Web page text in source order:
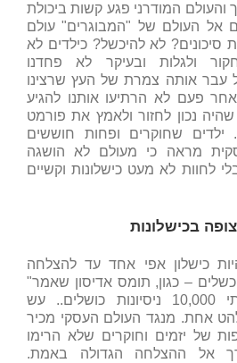
והעולם המודרני פגע קשות ביכולת
אל העולם של "המבוגרים" עולם
לא להיכשל? כילדים לא
ולגלות ובעיקר לא פחדנו
עבר אותה צמרת של העץ שרצינו
פעם לא הרתיעו אותנו להגיע
נכון לחזור ולאמץ את פורמט
ילדים שחוקרים ופחות חוששים
מראה כי מעולם לא הושגה
לחוות לא מעט כישלונות וקשיים
בכישלונות
כישלון אפי אחד עד להצלחה
– כגון, תומס אדיסון שאמר"
השקעתי שנים וביצעתי 10,000 ניסיונות כושלים.. עש
אחת. מנגד העולם העסקי מכיר
של יזמים וחוקרים שלא הרימו
אל ההצלחה הגדולה באמת.